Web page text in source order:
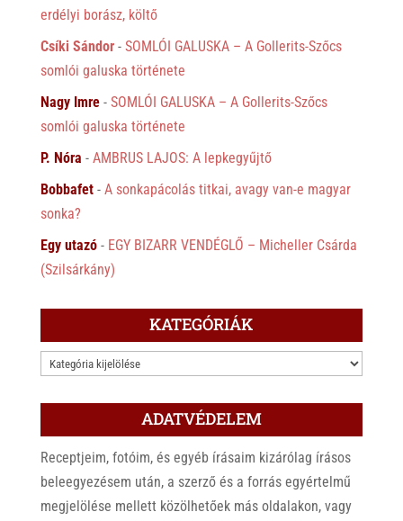
erdélyi borász, költő
Csíki Sándor- SOMLÓI GALUSKA – A Gollerits-Szőcs
somlói galuska története
Nagy Imre- SOMLÓI GALUSKA – A Gollerits-Szőcs
somlói galuska története
P. Nóra - AMBRUS LAJOS: A lepkegyűjtő
Bobbafet- A sonkapácolás titkai, avagy van-e magyar
sonka?
Egy utazó- EGY BIZARR VENDÉGLŐ – Micheller Csárda
(Szilsárkány)
KATEGÓRIÁK
KATEGÓRIÁK
ADATVÉDELEM
Receptjeim, fotóim, és egyéb írásaim kizárólag írásos
beleegyezésem után, a szerző és a forrás egyértelmű
megjelölése mellett közölhetőek más oldalakon, vagy